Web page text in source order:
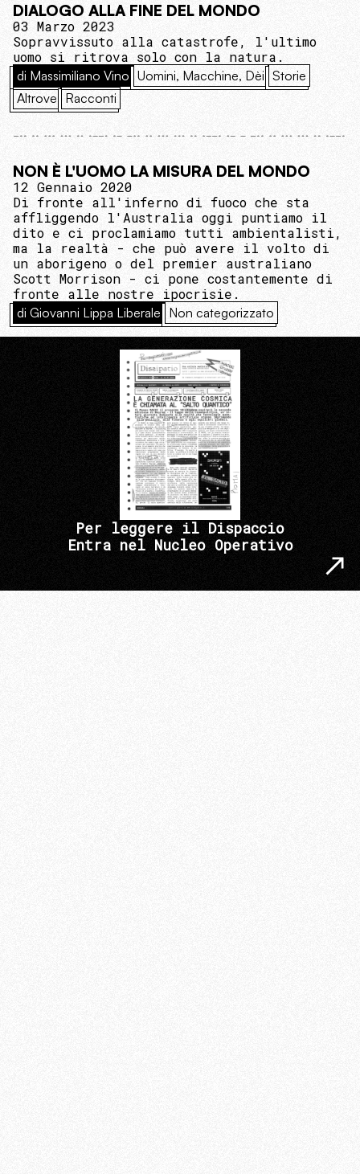
DIALOGO ALLA FINE DEL MONDO
03 Marzo 2023
Sopravvissuto alla catastrofe, l'ultimo
uomo si ritrova solo con la natura.
di Massimiliano Vino Uomini, Macchine, Dèi Storie
Altrove Racconti
NON È L'UOMO LA MISURA DEL MONDO
12 Gennaio 2020
Di fronte all'inferno di fuoco che sta
affliggendo l'Australia oggi puntiamo il
dito e ci proclamiamo tutti ambientalisti,
ma la realtà - che può avere il volto di
un aborigeno o del premier australiano
Scott Morrison - ci pone costantemente di
fronte alle nostre ipocrisie.
di Giovanni Lippa Liberale Non categorizzato
Per leggere il Dispaccio
Entra nel Nucleo Operativo